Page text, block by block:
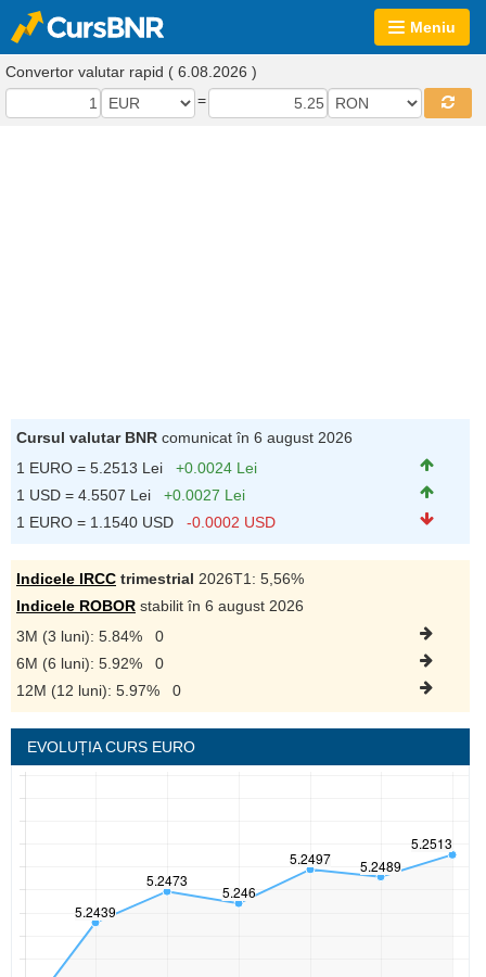
Meniu
Convertor valutar rapid ( 6.08.2026 )
=
Cursul valutar BNR comunicat în 6 august 2026
1 EURO = 5.2513 Lei
+0.0024 Lei
1 USD = 4.5507 Lei
+0.0027 Lei
1 EURO = 1.1540 USD
-0.0002 USD
Indicele IRCC trimestrial 2026T1: 5,56%
Indicele ROBOR stabilit în 6 august 2026
3M (3 luni): 5.84%
0
6M (6 luni): 5.92%
0
12M (12 luni): 5.97%
0
EVOLUȚIA CURS EURO